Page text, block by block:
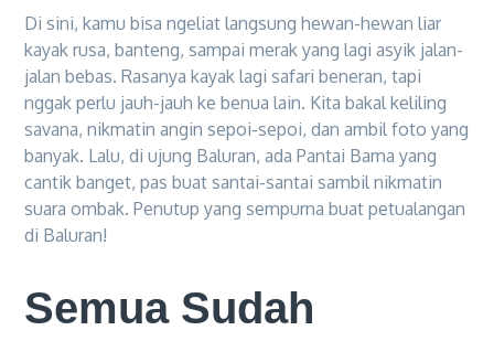
Di sini, kamu bisa ngeliat langsung hewan-hewan liar
kayak rusa, banteng, sampai merak yang lagi asyik jalan-
jalan bebas. Rasanya kayak lagi safari beneran, tapi
nggak perlu jauh-jauh ke benua lain. Kita bakal keliling
savana, nikmatin angin sepoi-sepoi, dan ambil foto yang
banyak. Lalu, di ujung Baluran, ada Pantai Bama yang
cantik banget, pas buat santai-santai sambil nikmatin
suara ombak. Penutup yang sempurna buat petualangan
di Baluran!
Semua Sudah